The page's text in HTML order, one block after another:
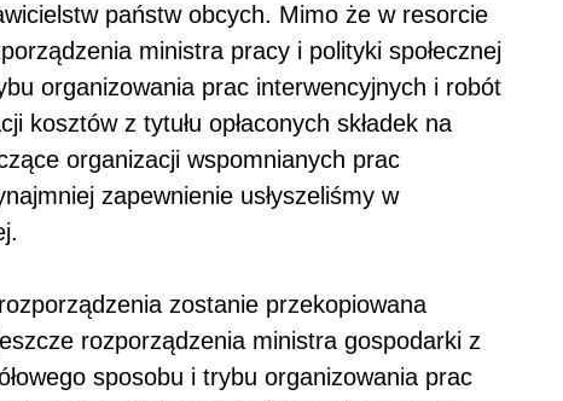
państw obcych. Mimo że w resorcie
ministra pracy i polityki społecznej
organizowania prac interwencyjnych i robót
kosztów z tytułu opłaconych składek na
organizacji wspomnianych prac
zapewnienie usłyszeliśmy w
zostanie przekopiowana
rozporządzenia ministra gospodarki z
sposobu i trybu organizowania prac